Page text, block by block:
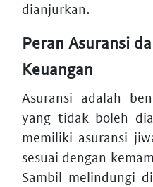
dianjurkan.
Peran Asuransi
Keuangan
Asuransi adalah
yang tidak boleh
memiliki asuransi
sesuai dengan
Sambil melindungi